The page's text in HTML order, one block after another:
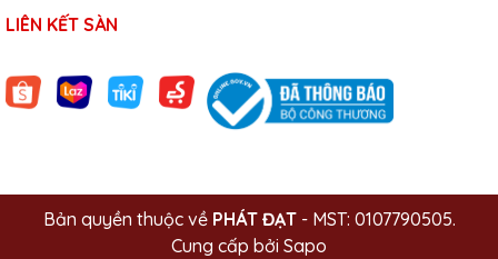
LIÊN KẾT SÀN
Bản quyền thuộc về PHÁT ĐẠT- MST: 0107790505.
Cung cấp bởi Sapo